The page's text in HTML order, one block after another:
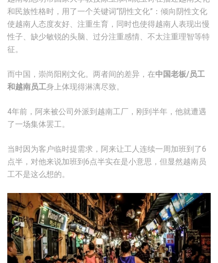
和民族性格时，用了一个关键词“阴性文化”：倾向阴性文化
使越南人态度友好、注重生育，同时也使得越南人表现出慢
性子、缺少敏锐的头脑、过分注重感情、不太注重理智等特
征。
而中国，崇尚阳刚文化。两者间的差异，在中国老板/员工
和越南员工身上体现得淋漓尽致。
4年前，阿来被公司外派到越南工厂，刚到半年，他就遭遇
了一场集体罢工。
当时因为客户临时提需求，阿来让工人连续一周加班到了6
点半，对他来说加班到6点半实在是小意思，但显然越南员
工不是这么想的。